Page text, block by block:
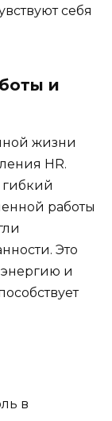
себя
и
жизни
HR.
работы
Это
энергию и
в